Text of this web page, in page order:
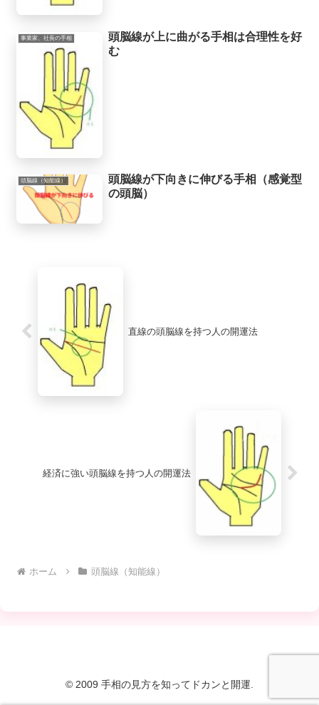
事業家、社長の手相
頭脳線が上に曲がる手相は合理性を好
む
頭脳線（知能線）
頭脳線が下向きに伸びる手相（感覚型
の頭脳）
直線の頭脳線を持つ人の開運法
経済に強い頭脳線を持つ人の開運法
ホーム 頭脳線（知能線）
© 2009 手相の見方を知ってドカンと開運.